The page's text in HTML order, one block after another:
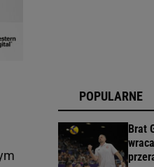
POPULARNE
Brat